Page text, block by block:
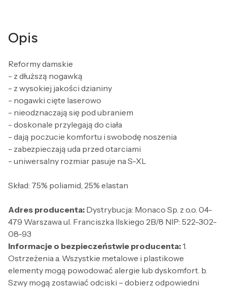
Opis
Reformy damskie
- z dłuższą nogawką
- z wysokiej jakości dzianiny
- nogawki cięte laserowo
- nieodznaczają się pod ubraniem
- doskonale przylegają do ciała
- dają poczucie komfortu i swobodę noszenia
- zabezpieczają uda przed otarciami
- uniwersalny rozmiar pasuje na S-XL
Skład: 75% poliamid, 25% elastan
Adres producenta: Dystrybucja: Monaco Sp. z o.o. 04-
479 Warszawa ul. Franciszka Ilskiego 2B/8 NIP: 522-302-
08-93
Informacje o bezpieczeństwie producenta:1.
Ostrzeżenia a. Wszystkie metalowe i plastikowe
elementy mogą powodować alergie lub dyskomfort. b.
Szwy mogą zostawiać odciski – dobierz odpowiedni